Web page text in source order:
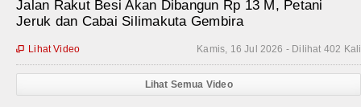
Jalan Rakut Besi Akan Dibangun Rp 13 M, Petani
Jeruk dan Cabai Silimakuta Gembira
Kamis, 16 Jul 2026 - Dilihat 402 Kali
 Lihat Video
Lihat Semua Video